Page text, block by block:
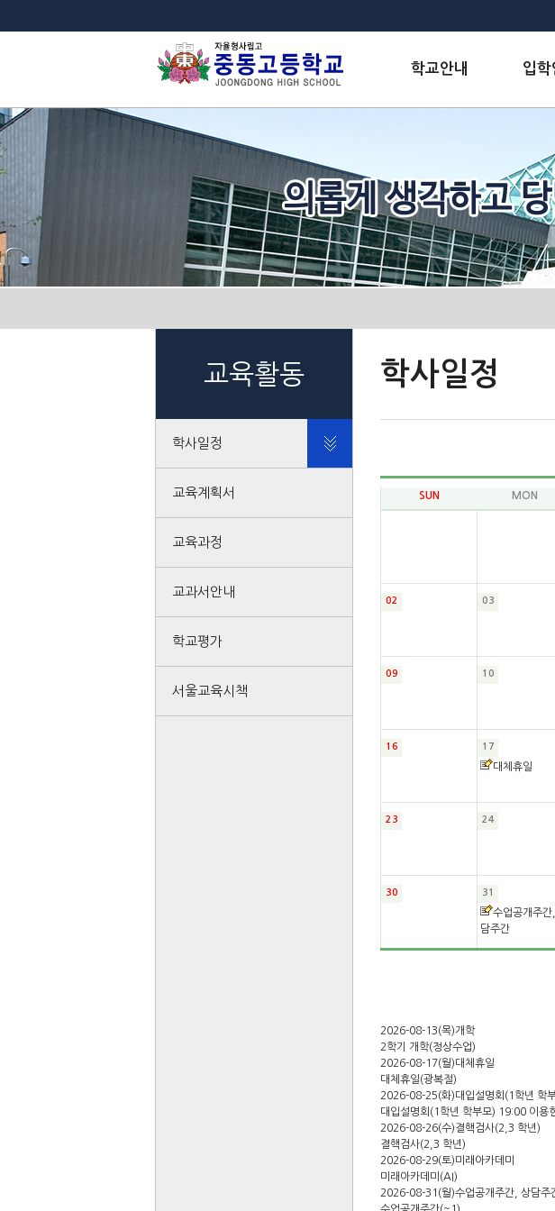
학교안내 입학
교육활동
학사일정
교육계획서
교육과정
교과서안내
학교평가
서울교육시책
학사일정
SUN MON
02 03
09 10
16 17
대체휴일
23 24
30 31
수업공개주간
담주간
2026-08-13(목)개학
2학기 개학(정상수업)
2026-08-17(월)대체휴일
대체휴일(광복절)
2026-08-25(화)대입설명회(1학년 학
대입설명회(1학년 학부모) 19:00 이용
2026-08-26(수)결핵검사(2,3 학년)
결핵검사(2,3 학년)
2026-08-29(토)미래아카데미
미래아카데미(AI)
2026-08-31(월)수업공개주간, 상담주